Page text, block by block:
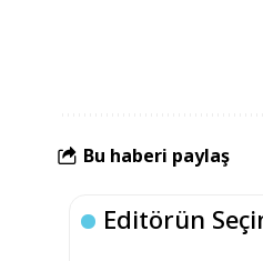
Bu haberi paylaş
Editörün